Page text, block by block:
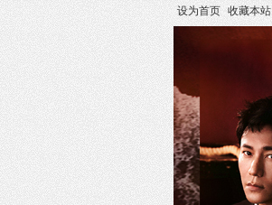
设为首页 收藏本站